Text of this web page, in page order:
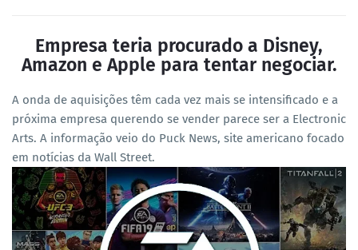
Empresa teria procurado a Disney,
Amazon e Apple para tentar negociar.
A onda de aquisições têm cada vez mais se intensificado e a
próxima empresa querendo se vender parece ser a Electronic
Arts. A informação veio do Puck News, site americano focado
em notícias da Wall Street.